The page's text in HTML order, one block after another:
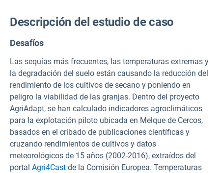
Descripción del estudio de caso
Desafíos
Las sequías más frecuentes, las temperaturas extremas y
la degradación del suelo están causando la reducción del
rendimiento de los cultivos de secano y poniendo en
peligro la viabilidad de las granjas. Dentro del proyecto
AgriAdapt, se han calculado indicadores agroclimáticos
para la explotación piloto ubicada en Melque de Cercos,
basados en el cribado de publicaciones científicas y
cruzando rendimientos de cultivos y datos
meteorológicos de 15 años (2002-2016), extraídos del
portal Agri4Cast de la Comisión Europea. Temperaturas